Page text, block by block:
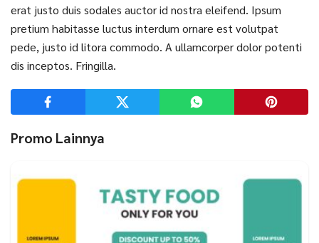
erat justo duis sodales auctor id nostra eleifend. Ipsum
pretium habitasse luctus interdum ornare est volutpat
pede, justo id litora commodo. A ullamcorper dolor potenti
dis inceptos. Fringilla.
Promo Lainnya